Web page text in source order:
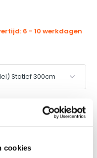
cookies
6 - 10 werkdagen